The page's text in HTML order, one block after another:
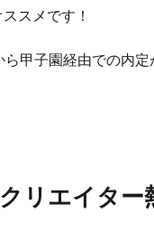
スメです！
甲子園経由での内定
リエイター